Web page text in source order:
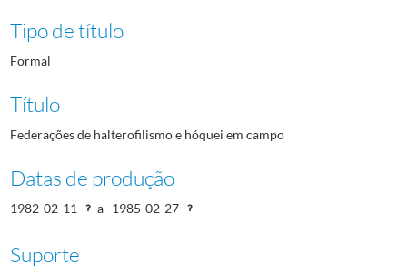
Tipo de título
Formal
Título
Federações de halterofilismo e hóquei em campo
Datas de produção
1982-02-11 a 1985-02-27
Suporte